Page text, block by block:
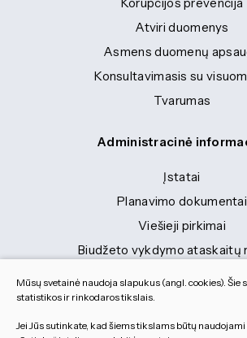
Atviri duomenys
Asmens duomenų
Konsultavimasis su
Tvarumas
Administracinė
Įstatai
Planavimo dokumentai
Viešieji pirkimai
Biudžeto vykdymo ataskaitų
Finansinių ataskaitų
Tranybiniai lengvieji
Lėšos veiklai viešinti
Mūsų svetainė naudoja slapukus (angl. cookies). Šie
statistikos ir rinkodaros tikslais.
Jei Jūs sutinkate, kad šiems tikslams būtų